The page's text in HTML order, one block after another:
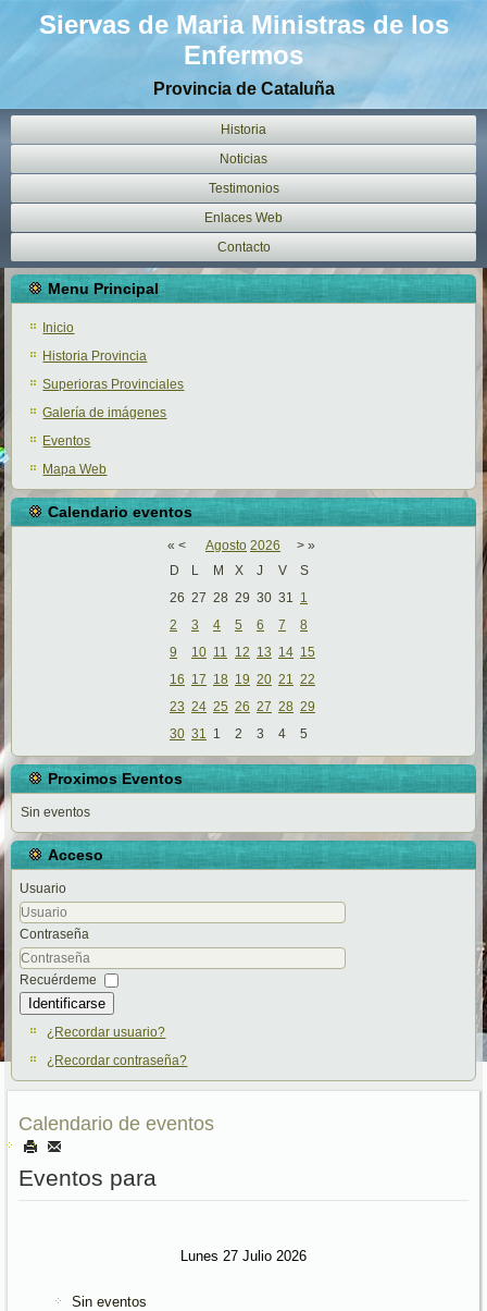
Siervas de Maria Ministras de los
Enfermos
Provincia de Cataluña
Historia
Noticias
Testimonios
Enlaces Web
Contacto
Menu Principal
Inicio
Historia Provincia
Superioras Provinciales
Galería de imágenes
Eventos
Mapa Web
Calendario eventos
« < Agosto 2026 > »
D
L M X J V
S
26 27 28 29 30 31 1
2
3 4 5 6 7
8
9
10 11 12 13 14 15
16 17 18 19 20 21 22
23 24 25 26 27 28 29
30 31 1 2 3 4 5
Proximos Eventos
Sin eventos
Acceso
Usuario
Contraseña
Recuérdeme
Identificarse
¿Recordar usuario?
¿Recordar contraseña?
Calendario de eventos
Eventos para
Lunes 27 Julio 2026
Sin eventos